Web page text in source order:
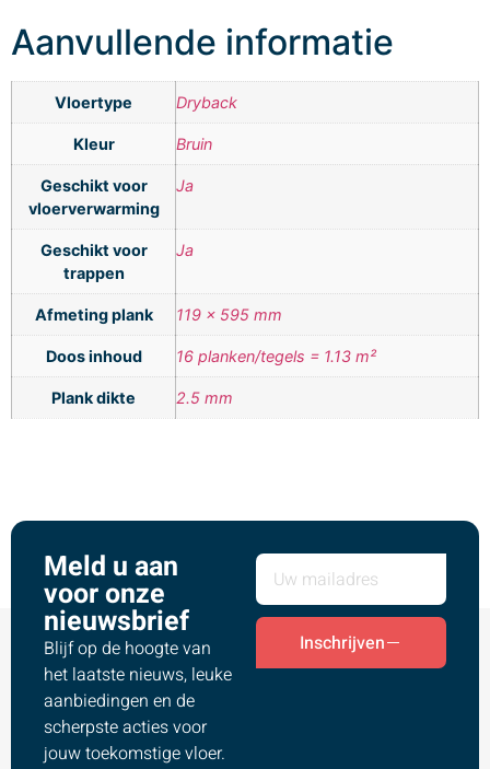
Aanvullende informatie
Vloertype Dryback
Kleur Bruin
Geschikt voor
vloerverwarming
Ja
Geschikt voor
trappen
Ja
Afmeting plank 119 x 595 mm
Doos inhoud 16 planken/tegels = 1.13 m²
Plank dikte 2.5 mm
Meld u aan
voor onze
nieuwsbrief
Blijf op de hoogte van
het laatste nieuws, leuke
aanbiedingen en de
scherpste acties voor
jouw toekomstige vloer.
Inschrijven